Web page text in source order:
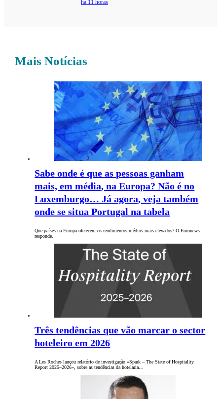
há 11 horas
Mais Notícias
Sabe onde é que as pessoas ganham
mais, em média, na Europa? Não é no
Luxemburgo… Já agora, veja também
onde se situa Portugal na tabela
Que países na Europa oferecem os rendimentos médios mais elevados? O Euronews
responde.
Três tendências que vão marcar o sector
hoteleiro em 2026
A Les Roches lançou relatório de investigação «Spark – The State of Hospitality
Report 2025–2026», sobre as tendências da hotelaria…